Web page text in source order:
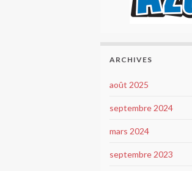
ARCHIVES
août 2025
septembre 2024
mars 2024
septembre 2023